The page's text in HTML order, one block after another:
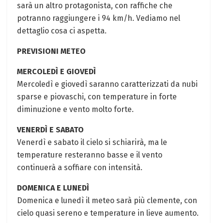
sarà un altro protagonista, con raffiche che
potranno raggiungere i 94 km/h. Vediamo nel
dettaglio cosa ci aspetta.
PREVISIONI METEO
MERCOLEDÌ E GIOVEDÌ
Mercoledì e giovedì saranno caratterizzati da nubi
sparse e piovaschi, con temperature in forte
diminuzione e vento molto forte.
VENERDÌ E SABATO
Venerdì e sabato il cielo si schiarirà, ma le
temperature resteranno basse e il vento
continuerà a soffiare con intensità.
DOMENICA E LUNEDÌ
Domenica e lunedì il meteo sarà più clemente, con
cielo quasi sereno e temperature in lieve aumento.